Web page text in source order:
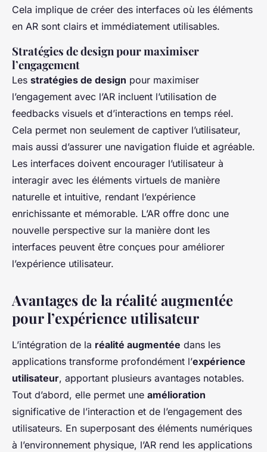
Cela implique de créer des interfaces où les éléments
en AR sont clairs et immédiatement utilisables.
Stratégies de design pour maximiser
l’engagement
Les stratégies de design pour maximiser
l’engagement avec l’AR incluent l’utilisation de
feedbacks visuels et d’interactions en temps réel.
Cela permet non seulement de captiver l’utilisateur,
mais aussi d’assurer une navigation fluide et agréable.
Les interfaces doivent encourager l’utilisateur à
interagir avec les éléments virtuels de manière
naturelle et intuitive, rendant l’expérience
enrichissante et mémorable. L’AR offre donc une
nouvelle perspective sur la manière dont les
interfaces peuvent être conçues pour améliorer
l’expérience utilisateur.
Avantages de la réalité augmentée
pour l’expérience utilisateur
L’intégration de la réalité augmentée dans les
applications transforme profondément l’expérience
utilisateur, apportant plusieurs avantages notables.
Tout d’abord, elle permet une amélioration
significative de l’interaction et de l’engagement des
utilisateurs. En superposant des éléments numériques
à l’environnement physique, l’AR rend les applications